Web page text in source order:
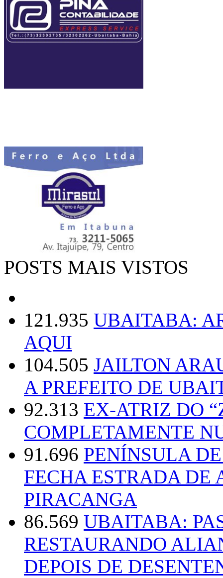
POSTS MAIS VISTOS
121.935 UBAITABA:
AQUI
104.505 JAILTON
A PREFEITO DE
92.313 EX-ATRIZ DO
COMPLETAMENTE
91.696 PENÍNSULA
FECHA ESTRADA DE
PIRACANGA
86.569 UBAITABA:
RESTAURANDO
DEPOIS DE